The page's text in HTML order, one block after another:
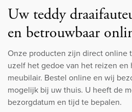
Uw teddy
en betrouwbaar
Onze producten zijn direct online
uzelf het gedoe van het reizen
meubilair. Bestel online en wij
mogelijk bij uw thuis. U heeft de
bezorgdatum en tijd te bepalen.